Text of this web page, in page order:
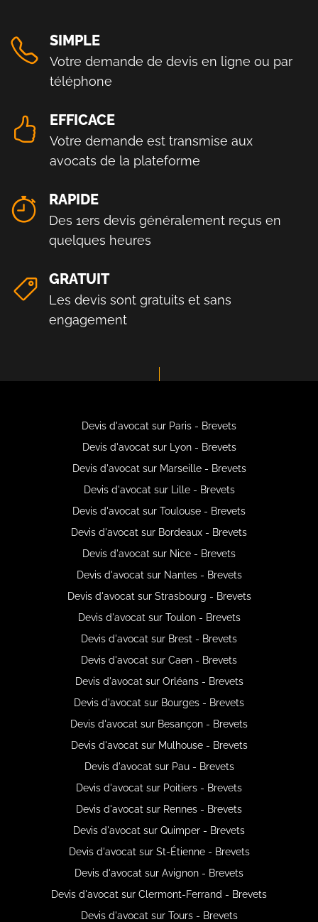
SIMPLE
Votre demande de devis en ligne ou par
téléphone
EFFICACE
Votre demande est transmise aux
avocats de la plateforme
RAPIDE
Des 1ers devis généralement reçus en
quelques heures
GRATUIT
Les devis sont gratuits et sans
engagement
Devis d'avocat sur Paris - Brevets
Devis d'avocat sur Lyon - Brevets
Devis d'avocat sur Marseille - Brevets
Devis d'avocat sur Lille - Brevets
Devis d'avocat sur Toulouse - Brevets
Devis d'avocat sur Bordeaux - Brevets
Devis d'avocat sur Nice - Brevets
Devis d'avocat sur Nantes - Brevets
Devis d'avocat sur Strasbourg - Brevets
Devis d'avocat sur Toulon - Brevets
Devis d'avocat sur Brest - Brevets
Devis d'avocat sur Caen - Brevets
Devis d'avocat sur Orléans - Brevets
Devis d'avocat sur Bourges - Brevets
Devis d'avocat sur Besançon - Brevets
Devis d'avocat sur Mulhouse - Brevets
Devis d'avocat sur Pau - Brevets
Devis d'avocat sur Poitiers - Brevets
Devis d'avocat sur Rennes - Brevets
Devis d'avocat sur Quimper - Brevets
Devis d'avocat sur St-Étienne - Brevets
Devis d'avocat sur Avignon - Brevets
Devis d'avocat sur Clermont-Ferrand - Brevets
Devis d'avocat sur Tours - Brevets